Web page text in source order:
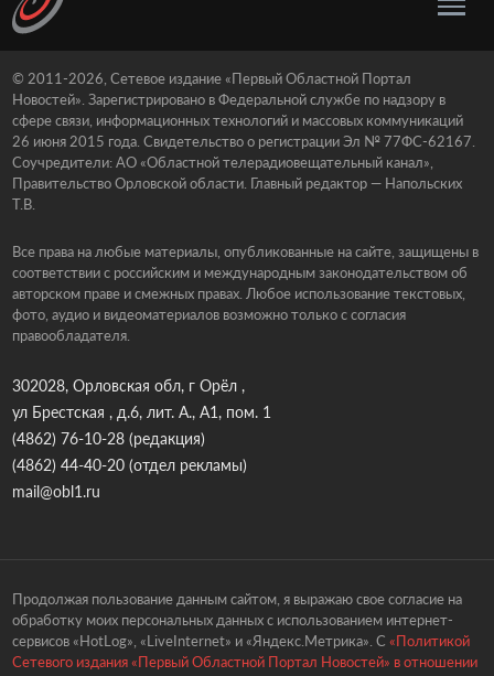
© 2011-2026, Сетевое издание «Первый Областной Портал
Новостей». Зарегистрировано в Федеральной службе по надзору в
сфере связи, информационных технологий и массовых коммуникаций
26 июня 2015 года. Свидетельство о регистрации Эл № 77ФС-62167.
Соучредители: АО «Областной телерадиовещательный канал»,
Правительство Орловской области. Главный редактор — Напольских
Т.В.
Все права на любые материалы, опубликованные на сайте, защищены в
соответствии с российским и международным законодательством об
авторском праве и смежных правах. Любое использование текстовых,
фото, аудио и видеоматериалов возможно только с согласия
правообладателя.
302028, Орловская обл, г Орёл ,
ул Брестская , д.6, лит. А., А1, пом. 1
(4862) 76-10-28(редакция)
(4862) 44-40-20(отдел рекламы)
mail@obl1.ru
Продолжая пользование данным сайтом, я выражаю свое согласие на
обработку моих персональных данных с использованием интернет-
сервисов «HotLog», «LiveInternet» и «Яндекс.Метрика». С «Политикой
Сетевого издания «Первый Областной Портал Новостей» в отношении